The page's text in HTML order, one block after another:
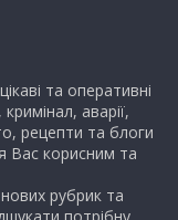
та оперативні
аварії,
рецепти та блоги
Вас корисним та
рубрик та
потрібну